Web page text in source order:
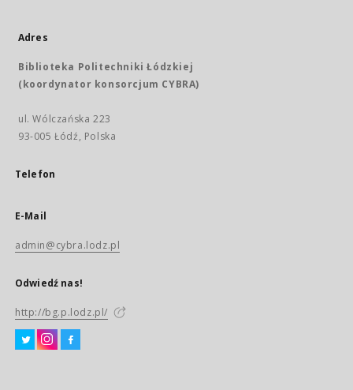
Adres
Biblioteka Politechniki Łódzkiej
(koordynator konsorcjum CYBRA)
ul. Wólczańska 223
93-005 Łódź, Polska
Telefon
E-Mail
admin@cybra.lodz.pl
Odwiedź nas!
http://bg.p.lodz.pl/